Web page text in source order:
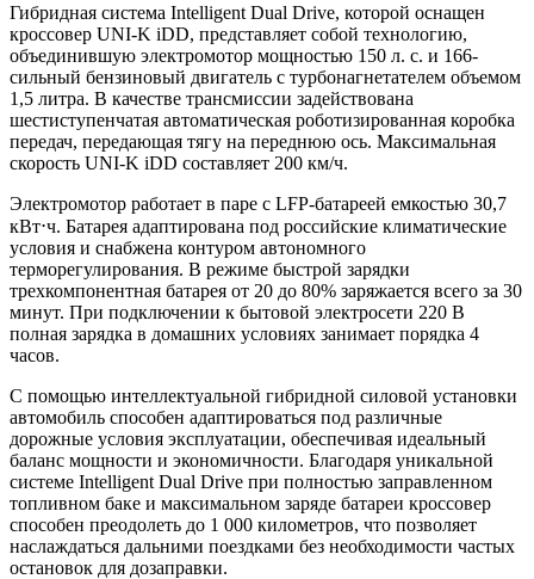
Гибридная система Intelligent Dual Drive, которой оснащен
кроссовер UNI-K iDD, представляет собой технологию,
объединившую электромотор мощностью 150 л. с. и 166-
сильный бензиновый двигатель с турбонагнетателем объемом
1,5 литра. В качестве трансмиссии задействована
шестиступенчатая автоматическая роботизированная коробка
передач, передающая тягу на переднюю ось. Максимальная
скорость UNI-K iDD составляет 200 км/ч.
Электромотор работает в паре с LFP-батареей емкостью 30,7
кВт⋅ч. Батарея адаптирована под российские климатические
условия и снабжена контуром автономного
терморегулирования. В режиме быстрой зарядки
трехкомпонентная батарея от 20 до 80% заряжается всего за 30
минут. При подключении к бытовой электросети 220 В
полная зарядка в домашних условиях занимает порядка 4
часов.
С помощью интеллектуальной гибридной силовой установки
автомобиль способен адаптироваться под различные
дорожные условия эксплуатации, обеспечивая идеальный
баланс мощности и экономичности. Благодаря уникальной
системе Intelligent Dual Drive при полностью заправленном
топливном баке и максимальном заряде батареи кроссовер
способен преодолеть до 1 000 километров, что позволяет
наслаждаться дальними поездками без необходимости частых
остановок для дозаправки.